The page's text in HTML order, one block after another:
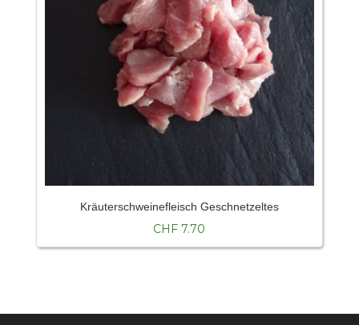
Kräuterschweinefleisch Geschnetzeltes
CHF 7.70